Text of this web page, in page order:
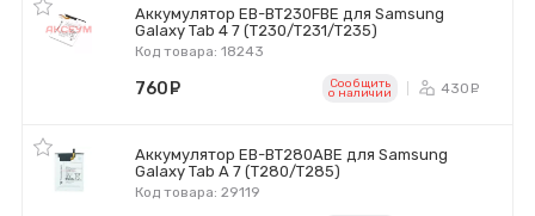
Аккумулятор EB-BT230FBE для Samsung
Galaxy Tab 4 7 (T230/T231/T235)
Код товара: 18243
760 Сообщить
o наличии 430
Аккумулятор EB-BT280ABE для Samsung
Galaxy Tab A 7 (T280/T285)
Код товара: 29119